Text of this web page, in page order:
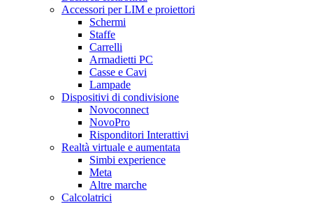
Accessori per LIM e proiettori
Schermi
Staffe
Carrelli
Armadietti PC
Casse e Cavi
Lampade
Dispositivi di condivisione
Novoconnect
NovoPro
Risponditori Interattivi
Realtà virtuale e aumentata
Simbi experience
Meta
Altre marche
Calcolatrici